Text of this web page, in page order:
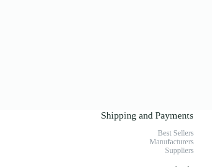
Shipping and Payments
Best Sellers
Manufacturers
Suppliers